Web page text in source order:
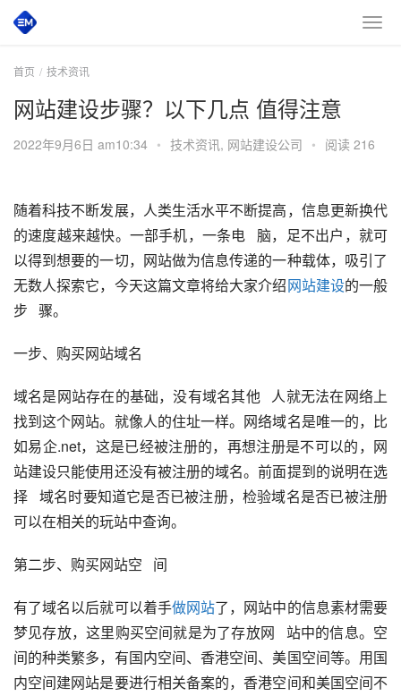
首页 技术资讯
网站建设步骤？以下几点 值得注意
2022年9月6日 am10:34 • 技术资讯, 网站建设公司 • 阅读 216
随着科技不断发展，人类生活水平不断提高，信息更新换代
的速度越来越快。一部手机，一条电   脑，足不出户，就可
以得到想要的一切，网站做为信息传递的一种载体，吸引了
无数人探索它，今天这篇文章将给大家介绍网站建设的一般
步   骤。
一步、购买网站域名
域名是网站存在的基础，没有域名其他   人就无法在网络上
找到这个网站。就像人的住址一样。网络域名是唯一的，比
如易企.net，这是已经被注册的，再想注册是不可以的，网
站建设只能使用还没有被注册的域名。前面提到的说明在选
择   域名时要知道它是否已被注册，检验域名是否已被注册
可以在相关的玩站中查询。
第二步、购买网站空   间
有了域名以后就可以着手做网站了，网站中的信息素材需要
梦见存放，这里购买空间就是为了存放网   站中的信息。空
间的种类繁多，有国内空间、香港空间、美国空间等。用国
内空间建网站是要进行相关备案的，香港空间和美国空间不